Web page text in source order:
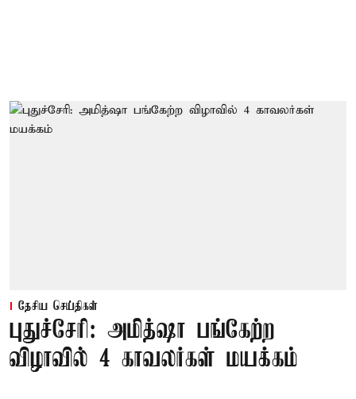
தேசிய செய்திகள்
புதுச்சேரி: அமித்ஷா பங்கேற்ற
விழாவில் 4 காவலர்கள் மயக்கம்